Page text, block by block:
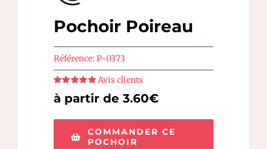
Pochoir Poireau
Référence: P-0373
Note sur 5
Avis clients
à partir de 3.60€
COMMANDER CE
POCHOIR